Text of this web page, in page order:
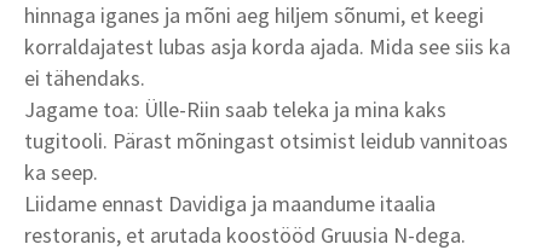
hinnaga iganes ja mõni aeg hiljem sõnumi, et keegi
korraldajatest lubas asja korda ajada. Mida see siis ka
ei tähendaks.
Jagame toa: Ülle-Riin saab teleka ja mina kaks
tugitooli. Pärast mõningast otsimist leidub vannitoas
ka seep.
Liidame ennast Davidiga ja maandume itaalia
restoranis, et arutada koostööd Gruusia N-dega.